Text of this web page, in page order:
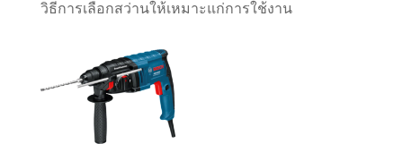
วิธีการเลือกสว่านให้เหมาะแก่การใช้งาน